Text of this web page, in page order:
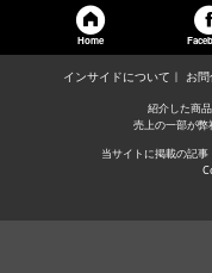
Home
インサイドについて お
紹介した商
売上の一部が弊
当サイトに掲載の記事